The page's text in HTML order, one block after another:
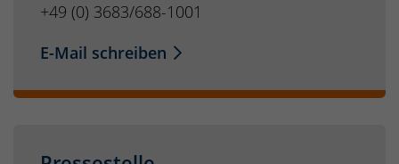
+49 (0) 3683/688-1001
E-Mail schreiben